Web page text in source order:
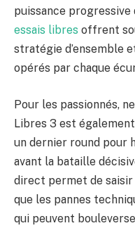
puissance progressive
essais libres offrent
stratégie d’ensemble
opérés par chaque
Pour les passionnés,
Libres 3 est
un dernier round pour
avant la bataille
direct permet de
que les pannes
qui peuvent